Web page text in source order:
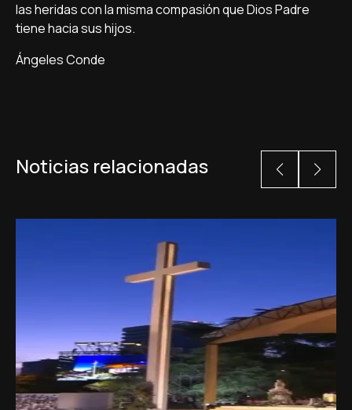
las heridas con la misma compasión que Dios Padre
tiene hacia sus hijos.
Ángeles Conde
Noticias relacionadas